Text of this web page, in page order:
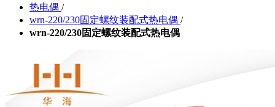
热电偶 /
wrn-220/230固定螺纹装配式热电偶 /
wrn-220/230固定螺纹装配式热电偶